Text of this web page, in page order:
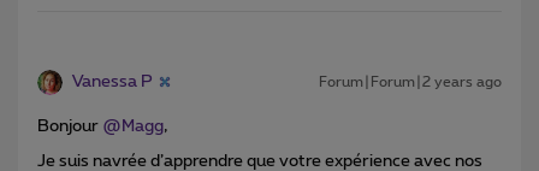
Vanessa P Forum|Forum|2 years ago
Bonjour @Magg,
Je suis navrée d’apprendre que votre expérience avec nos